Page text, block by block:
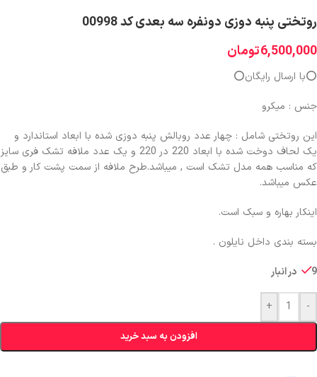
روتختی پنبه دوزی دونفره سه بعدی کد 00998
6,500,000تومان
⭕️با ارسال رایگان⭕️
جنس : میکرو
این روتختی شامل : چهار عدد روبالش پنبه دوزی شده با ابعاد استاندارد و
یک لحاف دوخت شده با ابعاد 220 در 220 و یک عدد ملافه تشک فری سایز
که مناسب همه مدل تشک است , میباشد.طرح ملافه از سمت پشت کار و طبق
عکس میباشد.
اینکار بهاره و سبک است.
بسته بندی داخل نایلون .
9 در انبار
-
+
افزودن به سبد خرید